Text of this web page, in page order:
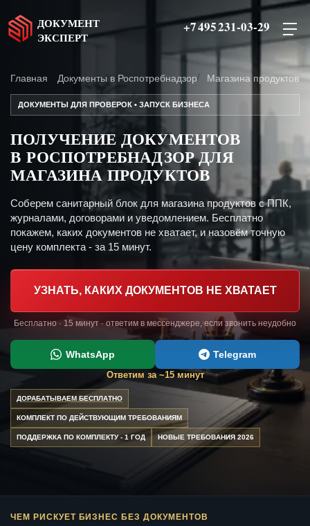
ДОКУМЕНТ
ЭКСПЕРТ
+7 495 231-03-29
Главная Документы в Роспотребнадзор Магазина продуктов
ДОКУМЕНТЫ ДЛЯ ПРОВЕРОК • ЗАПУСК БИЗНЕСА
ПОЛУЧЕНИЕ ДОКУМЕНТОВ
В РОСПОТРЕБНАДЗОР ДЛЯ
МАГАЗИНА ПРОДУКТОВ
Соберем санитарный блок для магазина продуктов с ППК,
журналами, договорами и уведомлением. Бесплатно
покажем, каких документов не хватает, и назовём точную
цену комплекта - за 15 минут.
УЗНАТЬ, КАКИХ ДОКУМЕНТОВ НЕ ХВАТАЕТ
Бесплатно · 15 минут · ответим в мессенджере, если звонить неудобно
WhatsApp Telegram
Ответим за ~15 минут
ДОРАБАТЫВАЕМ БЕСПЛАТНО
КОМПЛЕКТ ПО ДЕЙСТВУЮЩИМ ТРЕБОВАНИЯМ
ПОДДЕРЖКА ПО КОМПЛЕКТУ - 1 ГОД НОВЫЕ ТРЕБОВАНИЯ 2026
ЧЕМ РИСКУЕТ БИЗНЕС БЕЗ ДОКУМЕНТОВ